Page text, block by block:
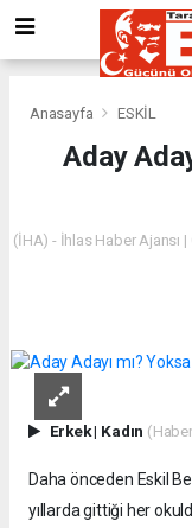
Anasayfa ESKİL
Aday
(İHA) - İhlas Haber Ajansı
Erkek| Kadın
Daha önceden Eskil
yıllarda gittiği her